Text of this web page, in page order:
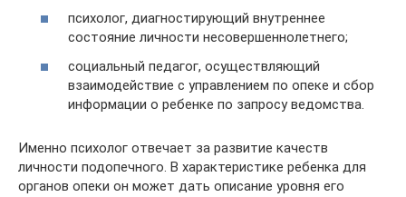
психолог, диагностирующий внутреннее
состояние личности несовершеннолетнего;
социальный педагог, осуществляющий
взаимодействие с управлением по опеке и сбор
информации о ребенке по запросу ведомства.
Именно психолог отвечает за развитие качеств
личности подопечного. В характеристике ребенка для
органов опеки он может дать описание уровня его